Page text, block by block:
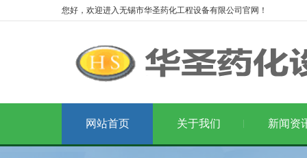
您好，欢迎进入无锡市华圣药化工程设备有限公司官网！
网站首页 关于我们 新闻资